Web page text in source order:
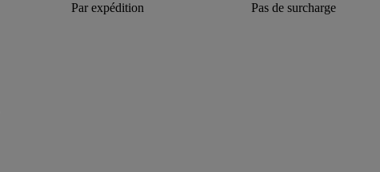
Par expédition Pas de surcharge